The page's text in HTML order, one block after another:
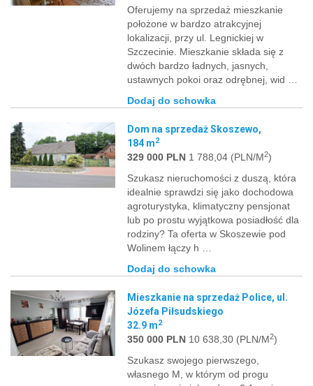
Oferujemy na sprzedaż mieszkanie
położone w bardzo atrakcyjnej
lokalizacji, przy ul. Legnickiej w
Szczecinie. Mieszkanie składa się z
dwóch bardzo ładnych, jasnych,
ustawnych pokoi oraz odrębnej, wid …
Dodaj do schowka
Dom na sprzedaż Skoszewo,
184 m2
329 000 PLN 1 788,04 (PLN/M2)
Szukasz nieruchomości z duszą, która
idealnie sprawdzi się jako dochodowa
agroturystyka, klimatyczny pensjonat
lub po prostu wyjątkowa posiadłość dla
rodziny? Ta oferta w Skoszewie pod
Wolinem łączy h …
Dodaj do schowka
Mieszkanie na sprzedaż Police, ul.
Józefa Piłsudskiego
32.9 m2
350 000 PLN 10 638,30 (PLN/M2)
Szukasz swojego pierwszego,
własnego M, w którym od progu